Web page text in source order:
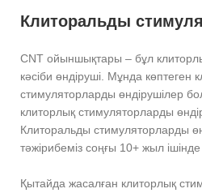
Клиторальды
CNT ойыншықтары – бұл
кәсіби өндіруші. Мұнда көптеген
стимуляторларды өндірушілер
клиторлық стимуляторларды
Клиторальды стимуляторларды
тәжірибеміз соңғы 10+ жыл ішінде
Қытайда жасалған клиторлық